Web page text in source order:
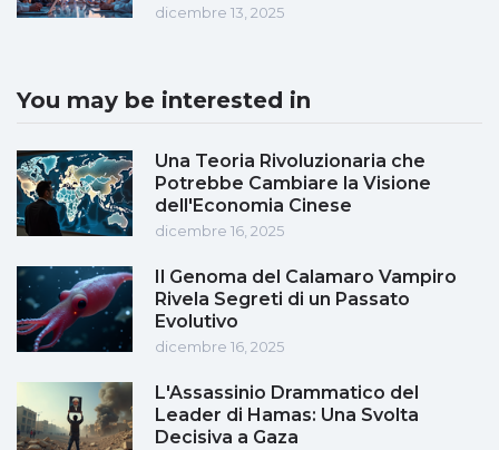
dicembre 13, 2025
You may be interested in
Una Teoria Rivoluzionaria che
Potrebbe Cambiare la Visione
dell'Economia Cinese
dicembre 16, 2025
Il Genoma del Calamaro Vampiro
Rivela Segreti di un Passato
Evolutivo
dicembre 16, 2025
L'Assassinio Drammatico del
Leader di Hamas: Una Svolta
Decisiva a Gaza